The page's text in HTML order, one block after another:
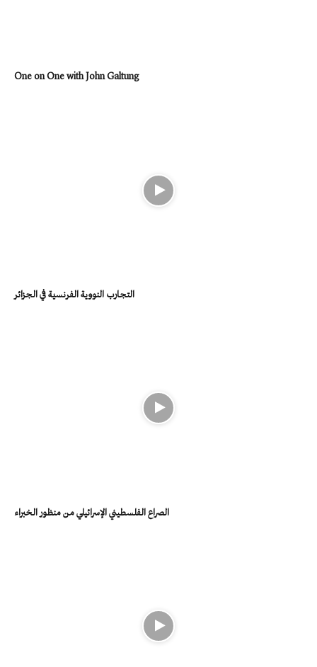
One on One with John Galtung
التجارب النووية الفرنسية في الجزائر
الصراع الفلسطيني الإسرائيلي من منظور الخبراء